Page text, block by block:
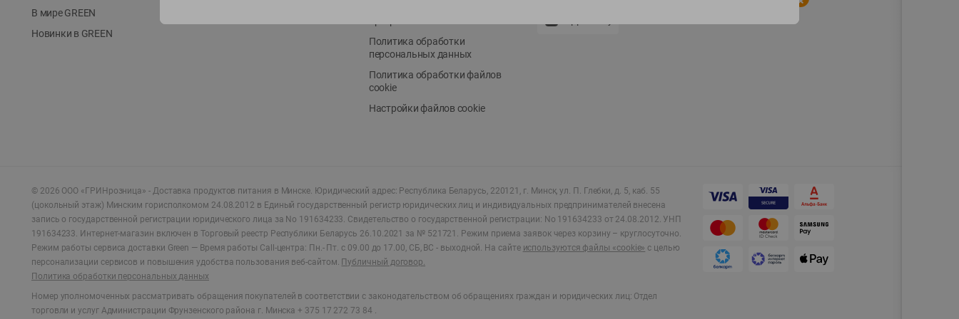
В мире GREEN
Новинки в GREEN
Политика обработки
персональных данных
Политика обработки файлов
cookie
Настройки файлов cookie
© 2026 ООО «ГРИНрозница» - Доставка продуктов питания в Минске. Юридический адрес: Республика Беларусь, 220121, г. Минск, ул. П. Глебки, д. 5, каб. 55
(цокольный этаж) Минским горисполкомом 24.08.2012 в Единый государственный регистр юридических лиц и индивидуальных предпринимателей внесена
запись о государственной регистрации юридического лица за No 191634233. Свидетельство о государственной регистрации: No 191634233 от 24.08.2012. УНП
191634233. Интернет-магазин включен в Торговый реестр Республики Беларусь 26.10.2021 за № 521721. Режим приема заявок через корзину – круглосуточно.
Режим работы сервиса доставки Green — Время работы Call-центра: Пн.- Пт. с 09.00 до 17.00, СБ, ВС - выходной. На сайте используются файлы «cookie» с целью
персонализации сервисов и повышения удобства пользования веб-сайтом. Публичный договор.
Политика обработки персональных данных
Номер уполномоченных рассматривать обращения покупателей в соответствии с законодательством об обращениях граждан и юридических лиц: Отдел
торговли и услуг Администрации Фрунзенского района г. Минска + 375 17 272 73 84 .